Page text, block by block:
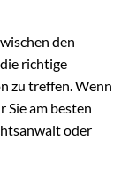
den
richtige
zu treffen. Wenn
Sie am besten
oder